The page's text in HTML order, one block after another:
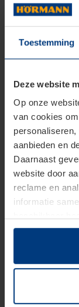
Toestemming
Deze website
Op onze
van cookies
aanbieden en
Daarnaast
website door
reclame en
informatie
hun diensten
Juridisch
van deze
soorten
toestemming